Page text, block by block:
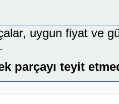
uygun fiyat ve
parçayı teyit